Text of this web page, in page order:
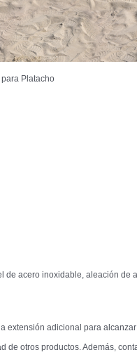
Platacho
acero inoxidable, aleación
adicional para
otros productos. Además,